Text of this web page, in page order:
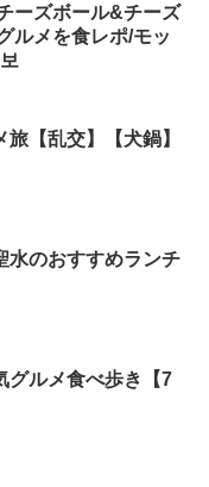
ーズボール&チーズ
ルメを食レポ/モッ
【乱交】【犬鍋】
水のおすすめランチ
グルメ食べ歩き【7